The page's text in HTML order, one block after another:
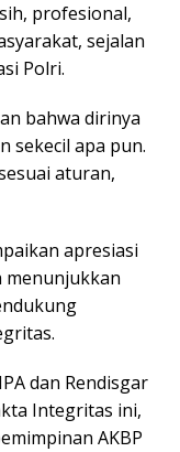
profesional,
sejalan
Polri.
bahwa dirinya
sekecil apa pun.
aturan,
apresiasi
menunjukkan
dan Rendisgar
Integritas ini,
AKBP